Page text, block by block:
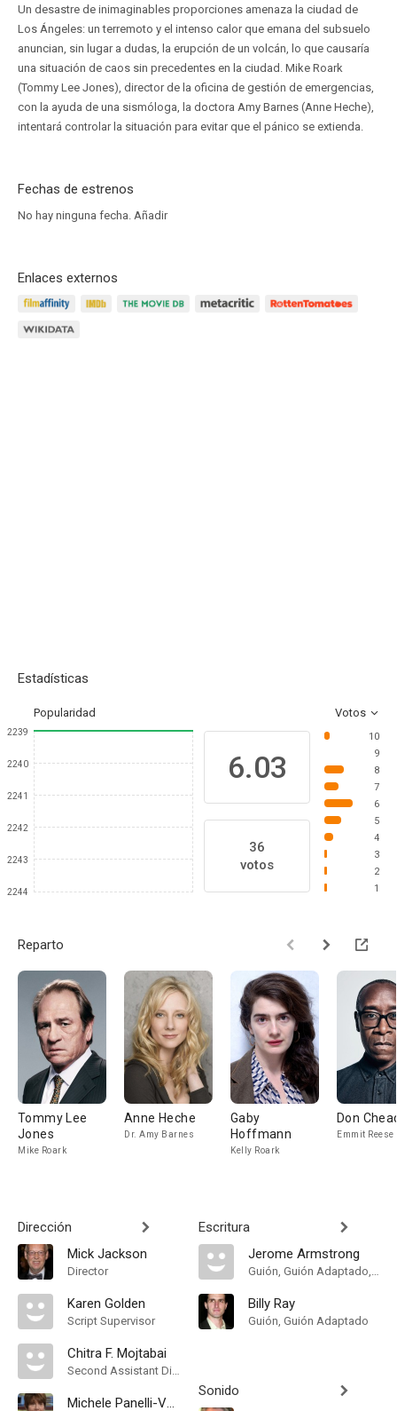
Un desastre de inimaginables proporciones amenaza la ciudad de
Los Ángeles: un terremoto y el intenso calor que emana del subsuelo
anuncian, sin lugar a dudas, la erupción de un volcán, lo que causaría
una situación de caos sin precedentes en la ciudad. Mike Roark
(Tommy Lee Jones), director de la oficina de gestión de emergencias,
con la ayuda de una sismóloga, la doctora Amy Barnes (Anne Heche),
intentará controlar la situación para evitar que el pánico se extienda.
Fechas de estrenos
No hay ninguna fecha. Añadir
Enlaces externos
Estadísticas
Popularidad Votos
2239
2240
2241
2242
2243
2244
6.03
36
votos
10
9
8
7
6
5
4
3
2
1
Reparto
Tommy Lee
Jones
Mike Roark
Anne Heche
Dr. Amy Barnes
Gaby
Hoffmann
Kelly Roark
Don
Emmit Reese
Dirección
Mick Jackson
Director
Karen Golden
Script Supervisor
Chitra F. Mojtabai
Second Assistant Director
Michele Panelli-Venetis
Escritura
Jerome Armstrong
Guión, Guión Adaptado, Historia
Billy Ray
Guión, Guión Adaptado
Sonido